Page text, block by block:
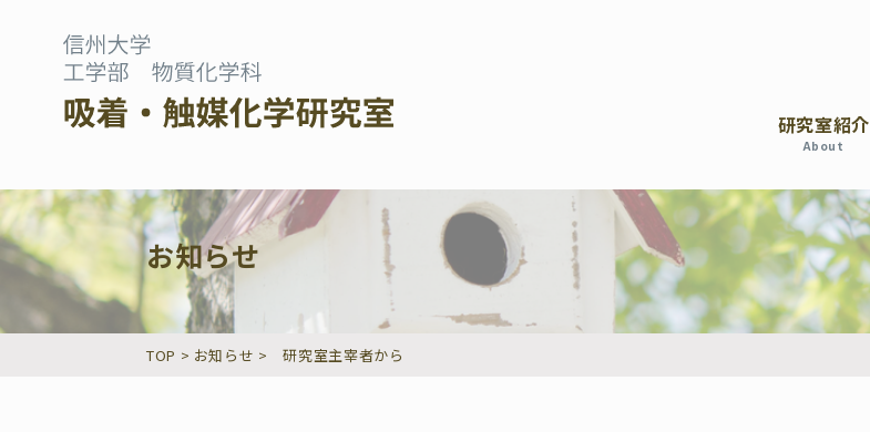
研究室紹介
About
お知らせ
TOP > お知らせ > 研究室主宰者から